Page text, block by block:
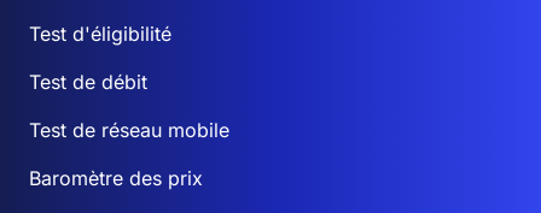
Test d'éligibilité
Test de débit
Test de réseau mobile
Baromètre des prix